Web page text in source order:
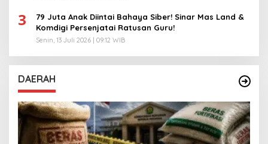
3
79 Juta Anak Diintai Bahaya Siber! Sinar Mas Land &
Komdigi Persenjatai Ratusan Guru!
Senin, 13 Juli 2026 | 09:12 WIB
DAERAH